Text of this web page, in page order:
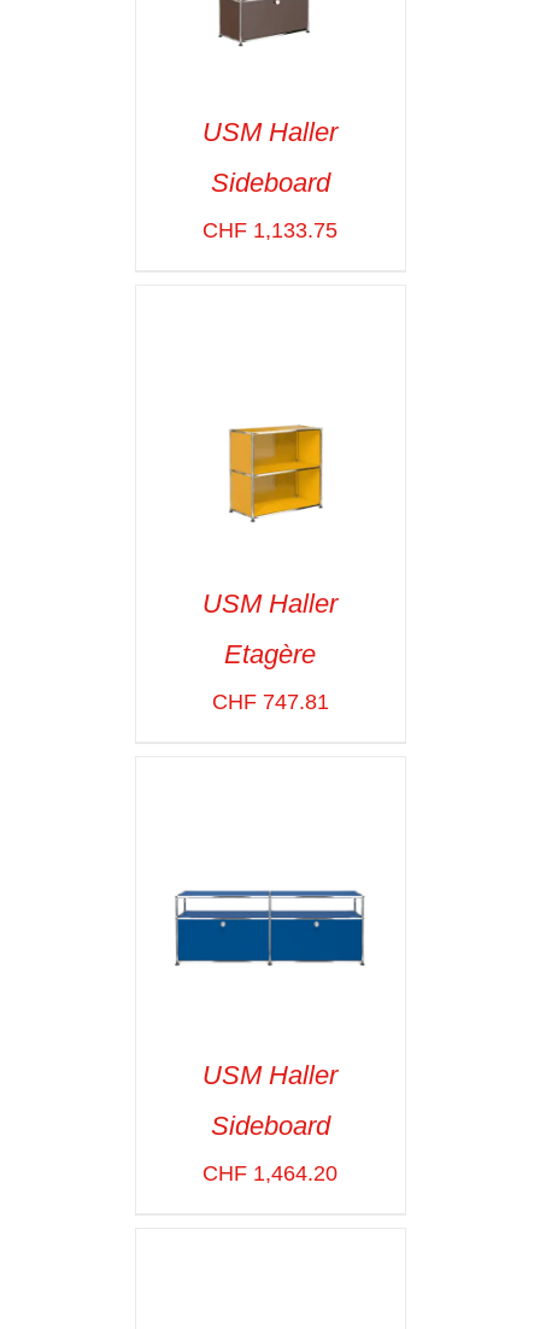
VOIR LES
DÉTAILS
USM Haller
Sideboard
CHF 1,133.75
SELECT OPTIONS
VOIR LES
DÉTAILS
USM Haller
Etagère
CHF747.81
VOIR LES
DÉTAILS
USM Haller
Sideboard
CHF 1,464.20